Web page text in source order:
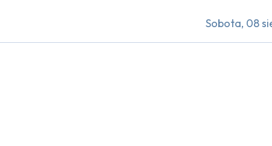
Sobota, 08